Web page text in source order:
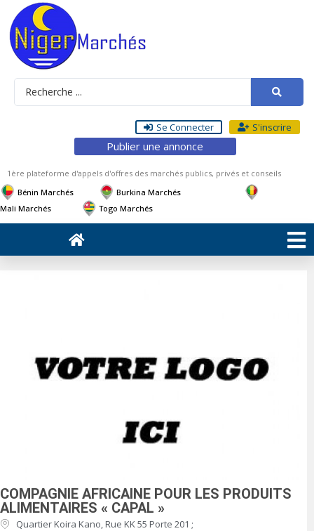
Se Connecter S'inscrire
Publier une annonce
1ère plateforme d'appels d'offres des marchés publics, privés et conseils
Bénin Marchés
Burkina Marchés
Mali Marchés
Togo Marchés
COMPAGNIE AFRICAINE POUR LES PRODUITS
ALIMENTAIRES « CAPAL »
Quartier Koira Kano, Rue KK 55 Porte 201 ;